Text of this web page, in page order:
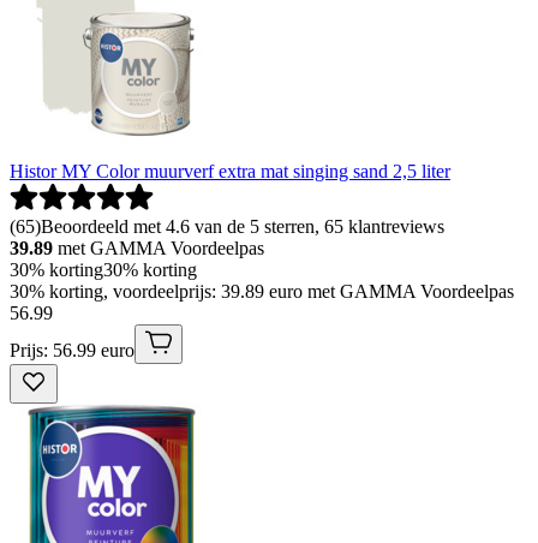
Histor MY Color muurverf extra mat singing sand 2,5 liter
(65)Beoordeeld met 4.6 van de 5 sterren, 65 klantreviews
39.89 met GAMMA Voordeelpas
30% korting30% korting
30% korting, voordeelprijs: 39.89 euro met GAMMA Voordeelpas
56.99
Prijs: 56.99 euro